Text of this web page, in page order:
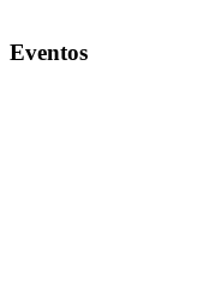
Eventos